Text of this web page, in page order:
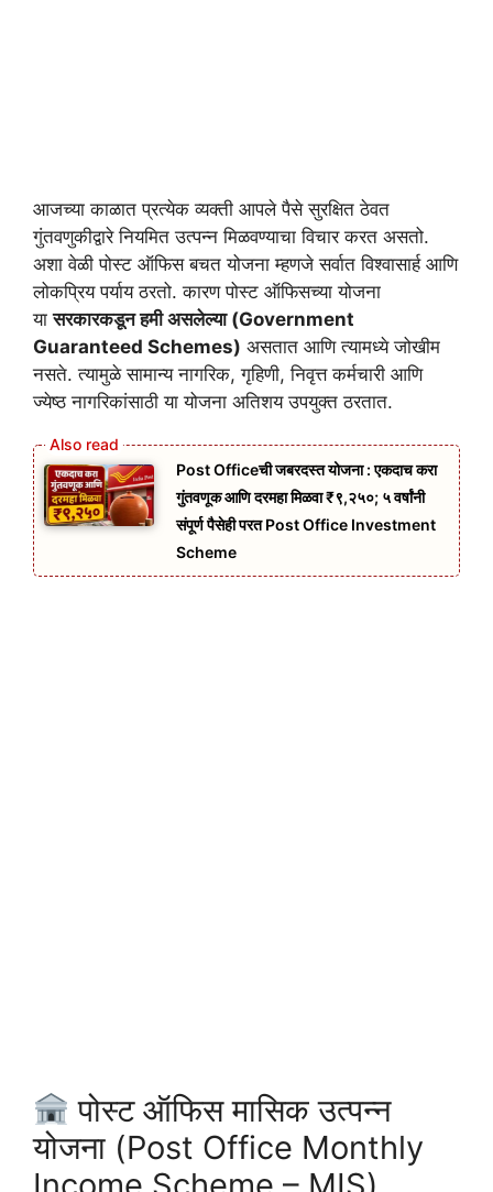
आजच्या काळात प्रत्येक व्यक्ती आपले पैसे सुरक्षित ठेवत
गुंतवणुकीद्वारे नियमित उत्पन्न मिळवण्याचा विचार करत असतो.
अशा वेळी पोस्ट ऑफिस बचत योजना म्हणजे सर्वात विश्वासार्ह आणि
लोकप्रिय पर्याय ठरतो. कारण पोस्ट ऑफिसच्या योजना
यासरकारकडून हमी असलेल्या (Government
Guaranteed Schemes) असतात आणि त्यामध्ये जोखीम
नसते. त्यामुळे सामान्य नागरिक, गृहिणी, निवृत्त कर्मचारी आणि
ज्येष्ठ नागरिकांसाठी या योजना अतिशय उपयुक्त ठरतात.
Post Officeची जबरदस्त योजना : एकदाच करा
गुंतवणूक आणि दरमहा मिळवा ₹९,२५०; ५ वर्षांनी
संपूर्ण पैसेही परत Post Office Investment
Scheme
पोस्ट ऑफिस मासिक उत्पन्न
योजना (Post Office Monthly